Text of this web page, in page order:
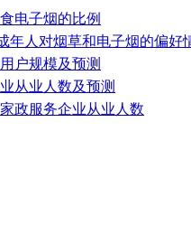
电子烟的比例
年人对烟草和电子烟的偏好
户规模及预测
从业人数及预测
政服务企业从业人数